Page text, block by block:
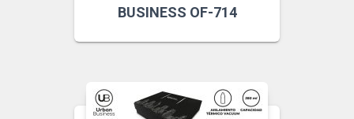
BUSINESS OF-714